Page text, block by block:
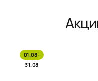
01.08-
31.08